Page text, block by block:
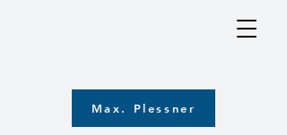
Max. Plessner